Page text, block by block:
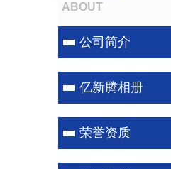
ABOUT
公司简介
亿新腾相册
荣誉资质